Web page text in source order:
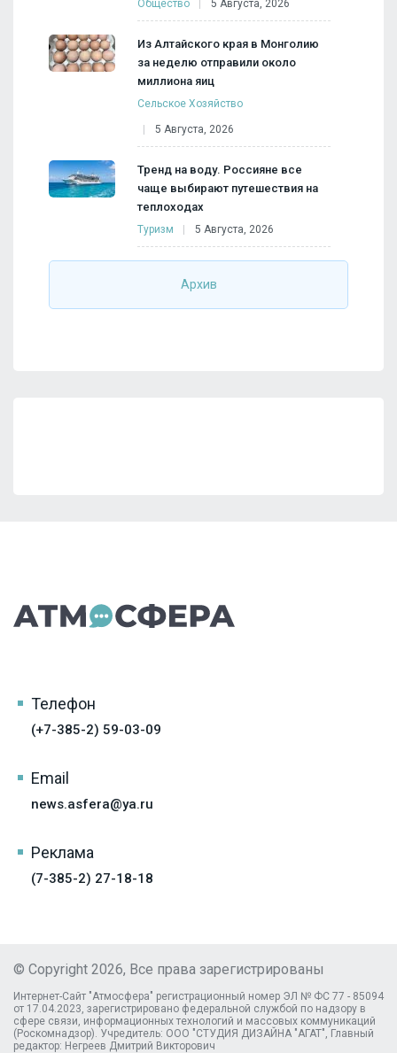
Общество 5 Августа, 2026
Из Алтайского края в Монголию
за неделю отправили около
миллиона яиц
Сельское Хозяйство
5 Августа, 2026
Тренд на воду. Россияне все
чаще выбирают путешествия на
теплоходах
Туризм 5 Августа, 2026
Архив
Телефон
(+7-385-2) 59-03-09
Email
news.asfera@ya.ru
Реклама
(7-385-2) 27-18-18
© Copyright 2026, Все права зарегистрированы
Интернет-Сайт "Атмосфера" регистрационный номер ЭЛ № ФС 77 - 85094
от 17.04.2023, зарегистрировано федеральной службой по надзору в
сфере связи, информационных технологий и массовых коммуникаций
(Роскомнадзор). Учредитель: ООО "СТУДИЯ ДИЗАЙНА "АГАТ", Главный
редактор: Негреев Дмитрий Викторович